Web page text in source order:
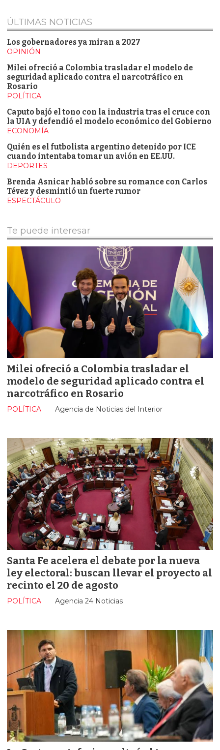
ÚLTIMAS NOTICIAS
Los gobernadores ya miran a 2027
OPINIÓN
Milei ofreció a Colombia trasladar el modelo de
seguridad aplicado contra el narcotráfico en
Rosario
POLÍTICA
Caputo bajó el tono con la industria tras el cruce con
la UIA y defendió el modelo económico del Gobierno
ECONOMÍA
Quién es el futbolista argentino detenido por ICE
cuando intentaba tomar un avión en EE.UU.
DEPORTES
Brenda Asnicar habló sobre su romance con Carlos
Tévez y desmintió un fuerte rumor
ESPECTÁCULO
Te puede interesar
Milei ofreció a Colombia trasladar el
modelo de seguridad aplicado contra el
narcotráfico en Rosario
Agencia de Noticias del Interior
POLÍTICA
Santa Fe acelera el debate por la nueva
ley electoral: buscan llevar el proyecto al
recinto el 20 de agosto
Agencia 24 Noticias
POLÍTICA